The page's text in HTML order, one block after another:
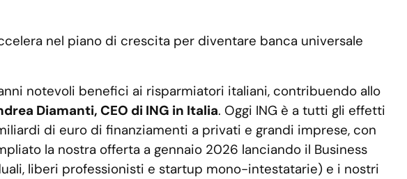
nel piano di crescita per diventare banca universale
notevoli benefici ai risparmiatori italiani, contribuendo allo
Diamanti, CEO di ING in Italia. Oggi ING è a tutti gli effetti
di euro di finanziamenti a privati e grandi imprese, con
la nostra offerta a gennaio 2026 lanciando il Business
liberi professionisti e startup mono-intestatarie) e i nostri